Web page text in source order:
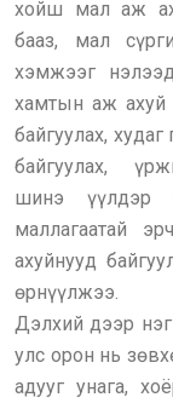
хойш мал аж
бааз, мал
хэмжээг
хамтын аж ахуй
байгуулах,
байгуулах,
шинэ үүлдэр
маллагаатай
ахуйнууд
өрнүүлжээ.
Дэлхий дээр
улс орон нь
адууг унага,